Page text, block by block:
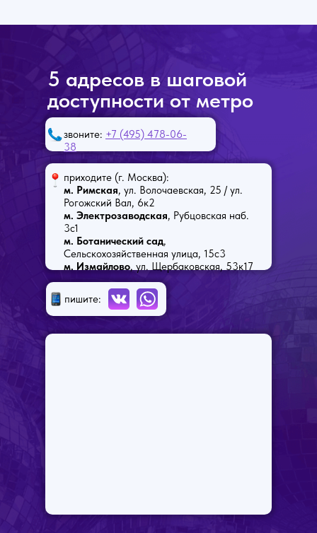
5 адресов в шаговой
доступности от метро
звоните: +7 (495) 478-06-
38
приходите (г. Москва):
м. Римская, ул. Волочаевская, 25 / ул.
Рогожский Вал, 6к2
м. Электрозаводская, Рубцовская наб.
3с1
м. Ботанический сад,
Сельскохозяйственная улица, 15с3
м. Измайлово, ул. Щербаковская, 53к17
пишите: